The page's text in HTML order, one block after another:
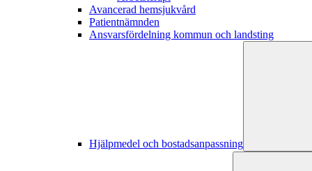
Avancerad hemsjukvård
Patientnämnden
Ansvarsfördelning kommun och landsting
Hjälpmedel och bostadsanpassning